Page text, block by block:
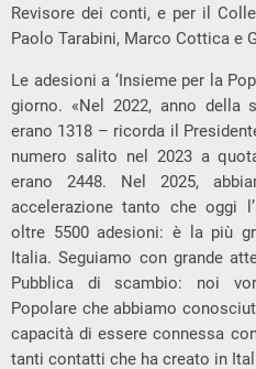
Revisore dei conti, e per il
Paolo Tarabini, Marco Cottica e
Le adesioni a ‘Insieme per la
giorno. «Nel 2022, anno della
erano 1318 – ricorda il
numero salito nel 2023 a
erano 2448. Nel 2025,
accelerazione tanto che oggi
oltre 5500 adesioni: è la più
Italia. Seguiamo con grande
Pubblica di scambio: noi
Popolare che abbiamo
capacità di essere connessa
tanti contatti che ha creato in